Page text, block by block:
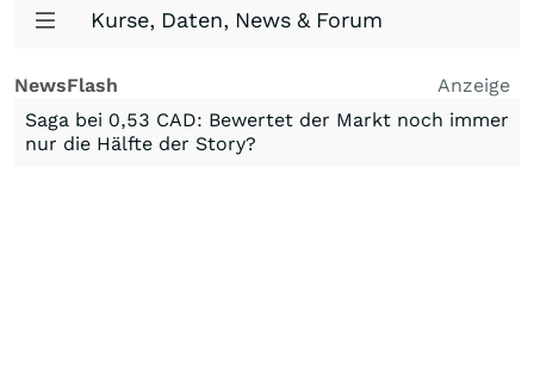
Kurse, Daten, News & Forum
NewsFlash
Anzeige
Saga bei 0,53 CAD: Bewertet der Markt noch immer
nur die Hälfte der Story?